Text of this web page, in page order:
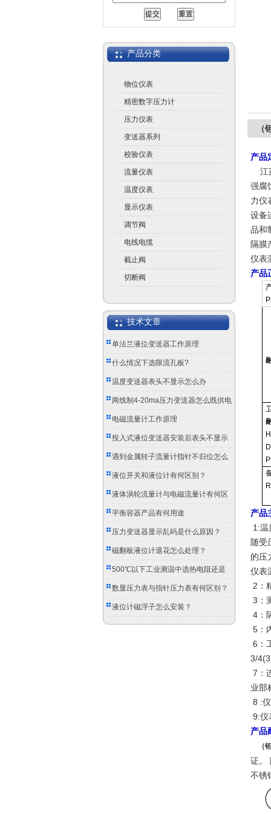
产品分类
物位仪表
精密数字压力计
压力仪表
变送器系列
校验仪表
流量仪表
温度仪表
显示仪表
调节阀
电线电缆
截止阀
切断阀
技术文章
单法兰液位变送器工作原理
什么情况下选限流孔板?
温度变送器表头不显示怎么办
两线制4-20ma压力变送器怎么既供电
又传信号？
电磁流量计工作原理
投入式液位变送器安装后表头不显示
怎么办？
遇到金属转子流量计指针不归位怎么
办？
液位开关和液位计有何区别？
液体涡轮流量计与电磁流量计有何区
别？
平衡容器产品有何用途
压力变送器显示乱码是什么原因？
磁翻板液位计退花怎么处理？
500℃以下工业测温中选热电阻还是
双金属温度计？
数显压力表与指针压力表有何区别？
液位计磁浮子怎么安装？
（
产品
江
强腐
力仪
设备
品和
隔膜
仪表
产品
产品
1:温
随受
的压
仪表
2：
3：
4：
5：
6：
3/
7：
业部
8 :
9:仪
产品
（
证。
不锈